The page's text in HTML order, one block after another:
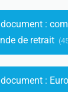
:
de retrait
: